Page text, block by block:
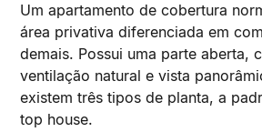
Um apartamento de cobertura
área privativa diferenciada em
demais. Possui uma parte aberta,
ventilação natural e vista
existem três tipos de planta, a
top house.